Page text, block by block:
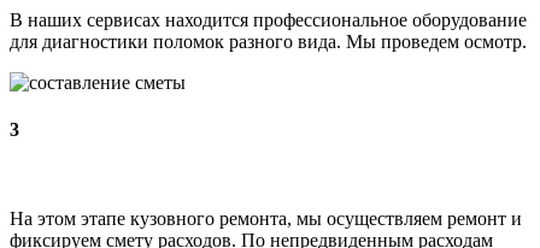
В наших сервисах находится профессиональное оборудование
для диагностики поломок разного вида. Мы проведем осмотр.
3
На этом этапе кузовного ремонта, мы осуществляем ремонт и
фиксируем смету расходов. По непредвиденным расходам